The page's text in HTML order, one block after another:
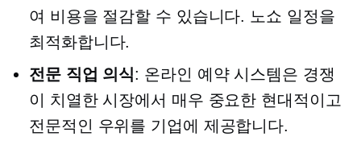
여 비용을 절감할 수 있습니다. 노쇼 일정을
최적화합니다.
전문 직업 의식: 온라인 예약 시스템은 경쟁
이 치열한 시장에서 매우 중요한 현대적이고
전문적인 우위를 기업에 제공합니다.